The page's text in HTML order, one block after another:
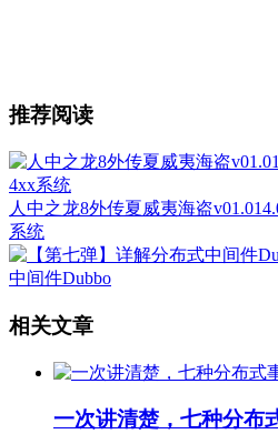
推荐阅读
人中之龙8外传夏威夷海盗
系统
中间件Dubbo
相关文章
一次讲清楚，七种分布